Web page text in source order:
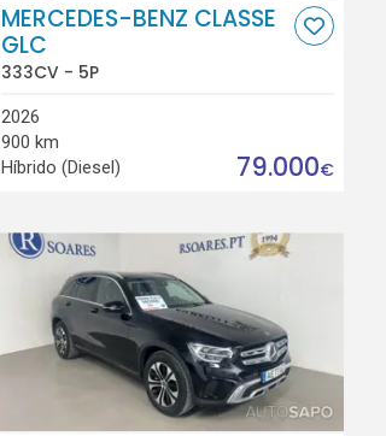
MERCEDES-BENZ CLASSE
GLC
333CV - 5P
2026
900 km
Híbrido (Diesel)
79.000€